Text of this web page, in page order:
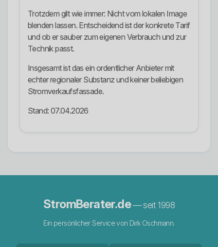
Trotzdem gilt wie immer: Nicht vom lokalen Image
blenden lassen. Entscheidend ist der konkrete Tarif
und ob er sauber zum eigenen Verbrauch und zur
Technik passt.
Insgesamt ist das ein ordentlicher Anbieter mit
echter regionaler Substanz und keiner beliebigen
Stromverkaufsfassade.
Stand: 07.04.2026
StromBerater.de— seit 1998
Ein persönlicher Service von Dirk Oschmann.